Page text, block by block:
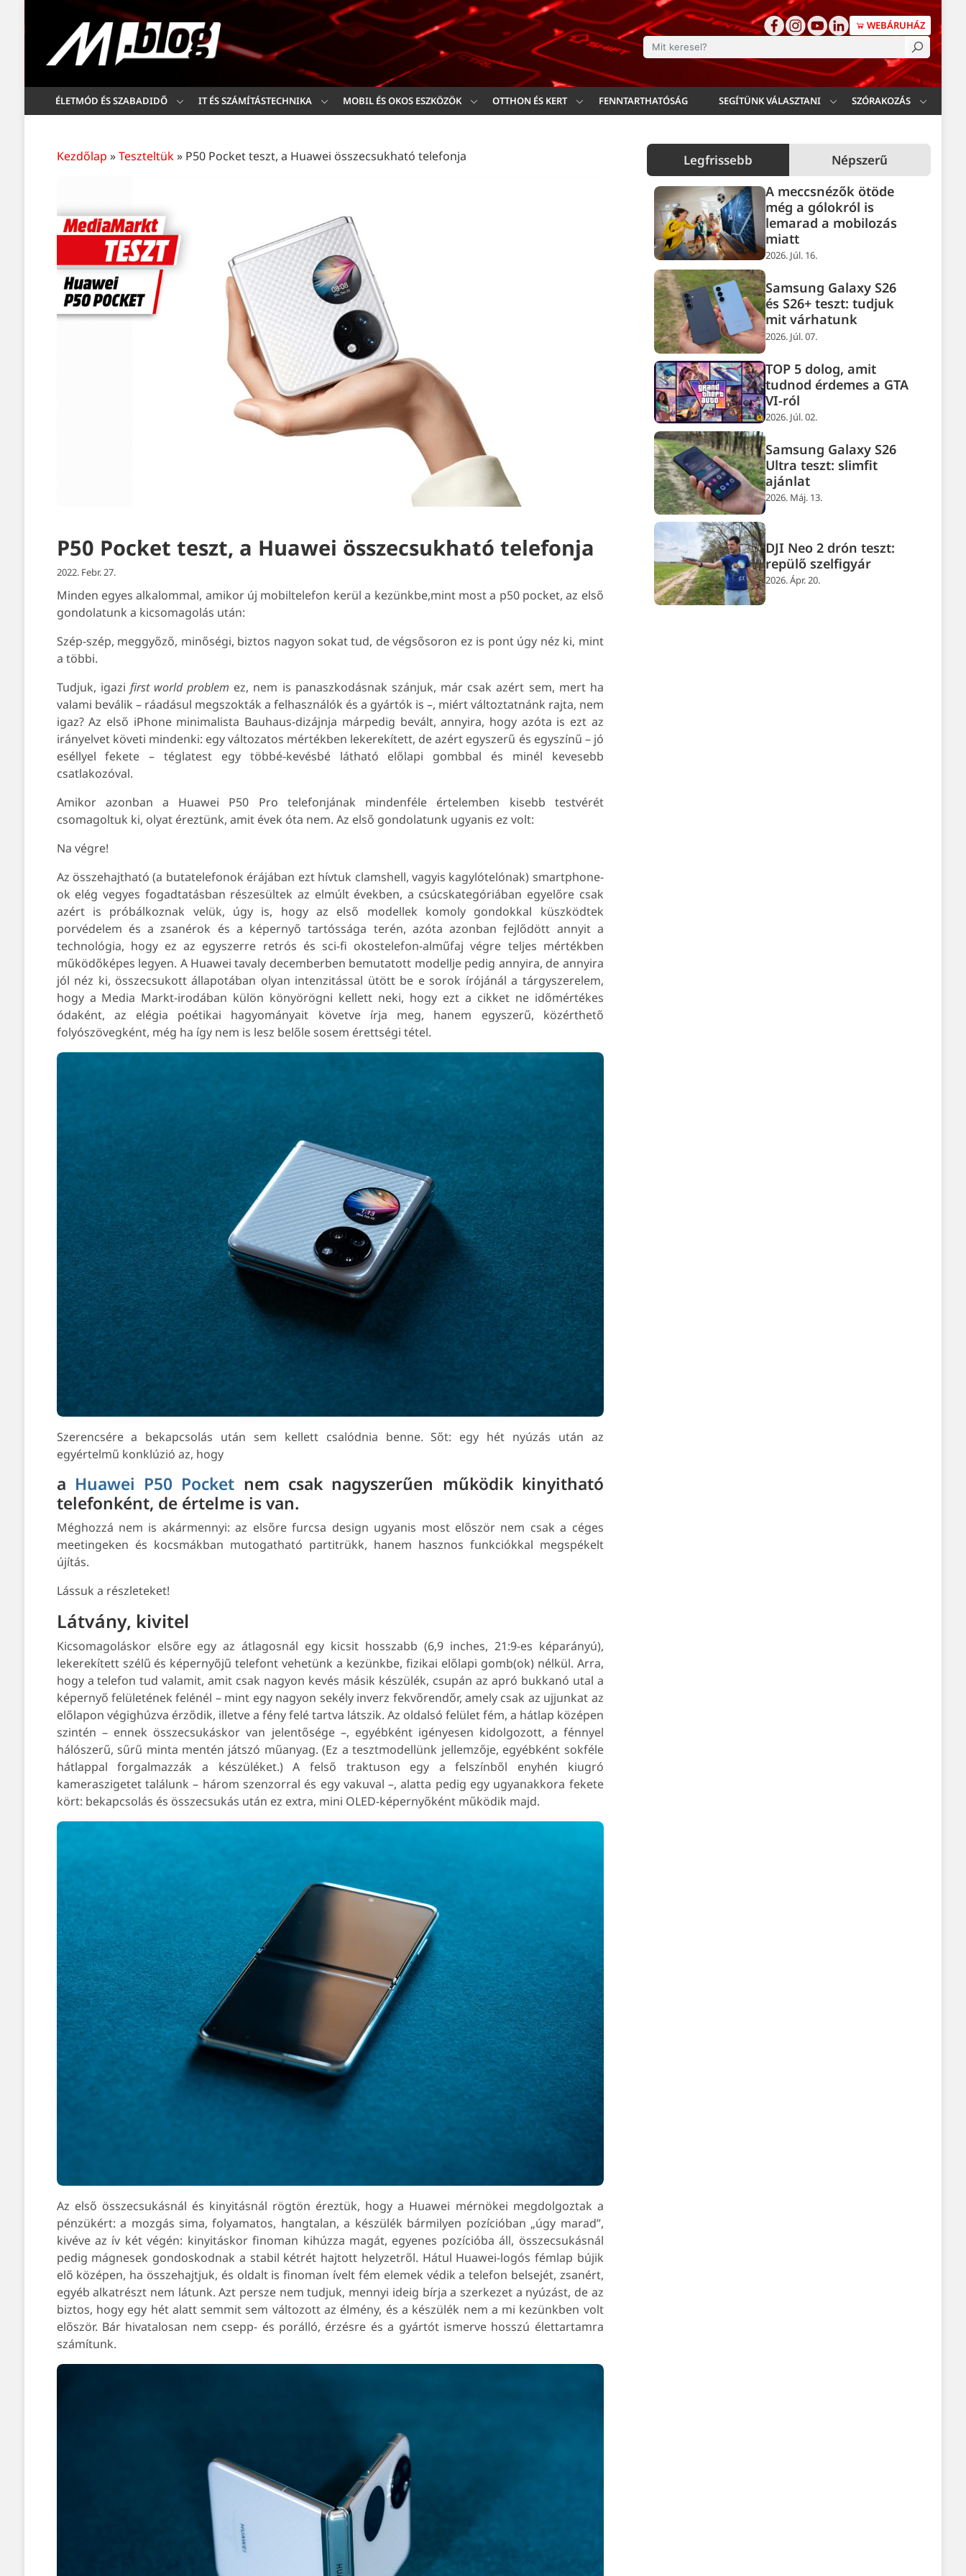
WEBÁRUHÁZ
Keresés
ÉLETMÓD ÉS SZABADIDŐ IT ÉS SZÁMÍTÁSTECHNIKA MOBIL ÉS OKOS ESZKÖZÖK OTTHON ÉS KERT FENNTARTHATÓSÁG SEGÍTÜNK VÁLASZTANI SZÓRAKOZÁS
Kezdőlap »Teszteltük» P50 Pocket teszt, a Huawei összecsukható telefonja
P50 Pocket teszt, a Huawei összecsukható telefonja
2022. Febr. 27.
Minden egyes alkalommal, amikor új mobiltelefon kerül a kezünkbe,mint most a p50 pocket, az első
gondolatunk a kicsomagolás után:
Szép-szép, meggyőző, minőségi, biztos nagyon sokat tud, de végsősoron ez is pont úgy néz ki, mint
a többi.
Tudjuk, igazi first world problem ez, nem is panaszkodásnak szánjuk, már csak azért sem, mert ha
valami beválik – ráadásul megszokták a felhasználók és a gyártók is –, miért változtatnánk rajta, nem
igaz? Az első iPhone minimalista Bauhaus-dizájnja márpedig bevált, annyira, hogy azóta is ezt az
irányelvet követi mindenki: egy változatos mértékben lekerekített, de azért egyszerű és egyszínű – jó
eséllyel fekete – téglatest egy többé-kevésbé látható előlapi gombbal és minél kevesebb
csatlakozóval.
Amikor azonban a Huawei P50 Pro telefonjának mindenféle értelemben kisebb testvérét
csomagoltuk ki, olyat éreztünk, amit évek óta nem. Az első gondolatunk ugyanis ez volt:
Na végre!
Az összehajtható (a butatelefonok érájában ezt hívtuk clamshell, vagyis kagylótelónak) smartphone-
ok elég vegyes fogadtatásban részesültek az elmúlt években, a csúcskategóriában egyelőre csak
azért is próbálkoznak velük, úgy is, hogy az első modellek komoly gondokkal küszködtek
porvédelem és a zsanérok és a képernyő tartóssága terén, azóta azonban fejlődött annyit a
technológia, hogy ez az egyszerre retrós és sci-fi okostelefon-alműfaj végre teljes mértékben
működőképes legyen. A Huawei tavaly decemberben bemutatott modellje pedig annyira, de annyira
jól néz ki, összecsukott állapotában olyan intenzitással ütött be e sorok írójánál a tárgyszerelem,
hogy a Media Markt-irodában külön könyörögni kellett neki, hogy ezt a cikket ne időmértékes
ódaként, az elégia poétikai hagyományait követve írja meg, hanem egyszerű, közérthető
folyószövegként, még ha így nem is lesz belőle sosem érettségi tétel.
Szerencsére a bekapcsolás után sem kellett csalódnia benne. Sőt: egy hét nyúzás után az
egyértelmű konklúzió az, hogy
a Huawei P50 Pocket nem csak nagyszerűen működik kinyitható
telefonként, de értelme is van.
Méghozzá nem is akármennyi: az elsőre furcsa design ugyanis most először nem csak a céges
meetingeken és kocsmákban mutogatható partitrükk, hanem hasznos funkciókkal megspékelt
újítás.
Lássuk a részleteket!
Látvány, kivitel
Kicsomagoláskor elsőre egy az átlagosnál egy kicsit hosszabb (6,9 inches, 21:9-es képarányú),
lekerekített szélű és képernyőjű telefont vehetünk a kezünkbe, fizikai előlapi gomb(ok) nélkül. Arra,
hogy a telefon tud valamit, amit csak nagyon kevés másik készülék, csupán az apró bukkanó utal a
képernyő felületének felénél – mint egy nagyon sekély inverz fekvőrendőr, amely csak az ujjunkat az
előlapon végighúzva érződik, illetve a fény felé tartva látszik. Az oldalsó felület fém, a hátlap középen
szintén – ennek összecsukáskor van jelentősége –, egyébként igényesen kidolgozott, a fénnyel
hálószerű, sűrű minta mentén játszó műanyag. (Ez a tesztmodellünk jellemzője, egyébként sokféle
hátlappal forgalmazzák a készüléket.) A felső traktuson egy a felszínből enyhén kiugró
kameraszigetet találunk – három szenzorral és egy vakuval –, alatta pedig egy ugyanakkora fekete
kört: bekapcsolás és összecsukás után ez extra, mini OLED-képernyőként működik majd.
Az első összecsukásnál és kinyitásnál rögtön éreztük, hogy a Huawei mérnökei megdolgoztak a
pénzükért: a mozgás sima, folyamatos, hangtalan, a készülék bármilyen pozícióban „úgy marad”,
kivéve az ív két végén: kinyitáskor finoman kihúzza magát, egyenes pozícióba áll, összecsukásnál
pedig mágnesek gondoskodnak a stabil kétrét hajtott helyzetről. Hátul Huawei-logós fémlap bújik
elő középen, ha összehajtjuk, és oldalt is finoman ívelt fém elemek védik a telefon belsejét, zsanért,
egyéb alkatrészt nem látunk. Azt persze nem tudjuk, mennyi ideig bírja a szerkezet a nyúzást, de az
biztos, hogy egy hét alatt semmit sem változott az élmény, és a készülék nem a mi kezünkben volt
először. Bár hivatalosan nem csepp- és porálló, érzésre és a gyártót ismerve hosszú élettartamra
számítunk.
Legfrissebb Népszerű
A meccsnézők ötöde
még a gólokról is
lemarad a mobilozás
miatt
2026. Júl. 16.
Samsung Galaxy S26
és S26+ teszt: tudjuk
mit várhatunk
2026. Júl. 07.
TOP 5 dolog, amit
tudnod érdemes a GTA
VI-ról
2026. Júl. 02.
Samsung Galaxy S26
Ultra teszt: slimfit
ajánlat
2026. Máj. 13.
DJI Neo 2 drón teszt:
repülő szelfigyár
2026. Ápr. 20.